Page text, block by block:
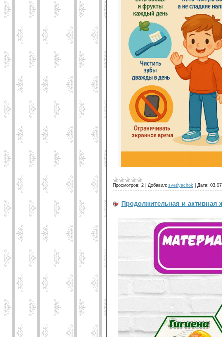
Просмотров: 2 Добавил: svetlyachok Дата:
Продолжительная и активная